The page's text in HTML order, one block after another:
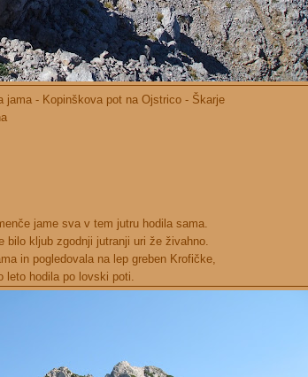
jama - Kopinškova pot na Ojstrico - Škarje
jame sva v tem jutru hodila sama.
bilo kljub zgodnji jutranji uri že živahno.
in pogledovala na lep greben Krofičke,
leto hodila po lovski poti.